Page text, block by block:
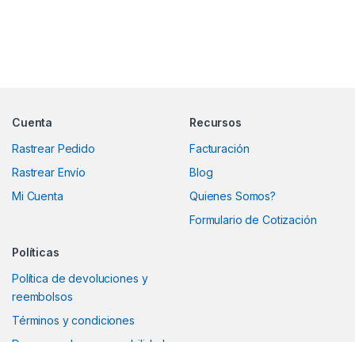
Cuenta
Rastrear Pedido
Rastrear Envío
Mi Cuenta
Recursos
Facturación
Blog
Quienes Somos?
Formulario de Cotización
Políticas
Política de devoluciones y
reembolsos
Términos y condiciones